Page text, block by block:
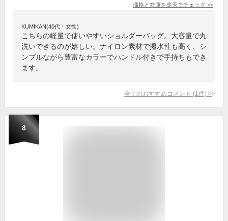
価格と在庫を楽天でチェック >>
KUMIKAN(40代・女性)
こちらの軽量で使いやすいショルダーバッグ。大容量で丸
洗いできるのが嬉しい。ナイロン素材で撥水性も高く、シ
ンプルながら豊富なカラーでハンドル付きで手持ちもでき
ます。
全てのおすすめコメント (1 件) >
8